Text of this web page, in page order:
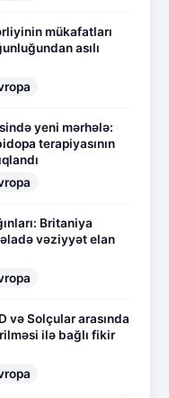
mükafatları
asılı
yeni mərhələ:
terapiyasının
Britaniya
vəziyyət elan
və Solçular arasında
ilə bağlı fikir